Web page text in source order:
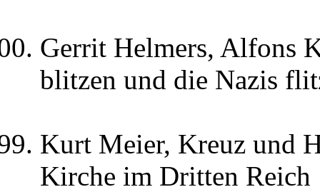
Gerrit Helmers, Alfons
blitzen und die Nazis
Kurt Meier, Kreuz und
Kirche im Dritten Reich